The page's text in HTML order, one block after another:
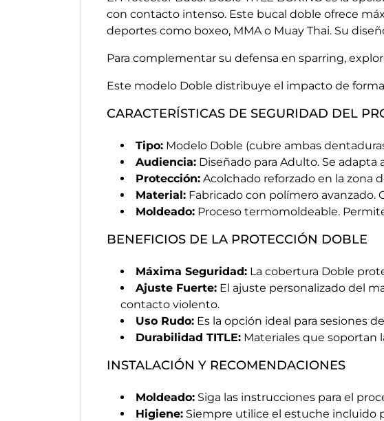
con contacto intenso. Este bucal doble ofrece
deportes como boxeo, MMA o Muay Thai. Su
Para complementar su defensa en sparring,
Este modelo Doble distribuye el impacto de
CARACTERÍSTICAS DE SEGURIDAD DEL
Tipo: Modelo Doble (cubre ambas
Audiencia: Diseñado para Adulto. Se
Protección: Acolchado reforzado en la zona
Material: Fabricado con polímero avanzado.
Moldeado: Proceso termomoldeable.
BENEFICIOS DE LA PROTECCIÓN DOBLE
Máxima Seguridad: La cobertura Doble
Ajuste Fuerte: El ajuste personalizado del
contacto violento.
Uso Rudo: Es la opción ideal para sesiones de
Durabilidad TITLE: Materiales que soportan
INSTALACIÓN Y RECOMENDACIONES
Moldeado: Siga las instrucciones para el
Higiene: Siempre utilice el estuche incluido